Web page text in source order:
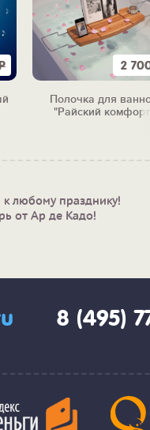
2
Полочка для
"Райский
любому празднику!
от Ар де Кадо!
8 (495)